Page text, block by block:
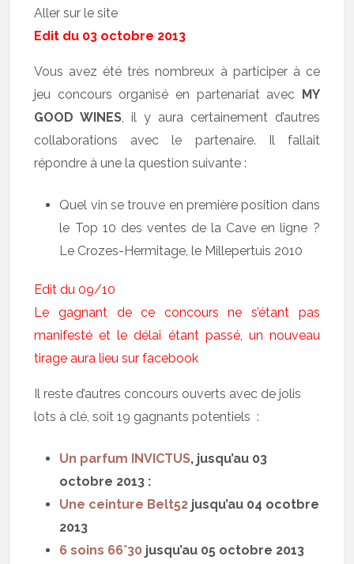
Aller sur le site
Edit du 03 octobre 2013
Vous avez été très nombreux à participer à ce
jeu concours organisé en partenariat avec MY
GOOD WINES, il y aura certainement d’autres
collaborations avec le partenaire. Il fallait
répondre à une la question suivante :
Quel vin se trouve en première position dans
le Top 10 des ventes de la Cave en ligne ?
Le Crozes-Hermitage, le Millepertuis 2010
Edit du 09/10
Le gagnant de ce concours ne s’étant pas
manifesté et le délai étant passé, un nouveau
tirage aura lieu sur facebook
Il reste d’autres concours ouverts avec de jolis
lots à clé, soit 19 gagnants potentiels :
Un parfum INVICTUS, jusqu’au 03
octobre 2013 :
Une ceinture Belt52 jusqu’au 04 ocotbre
2013
6 soins 66°30 jusqu’au 05 octobre 2013